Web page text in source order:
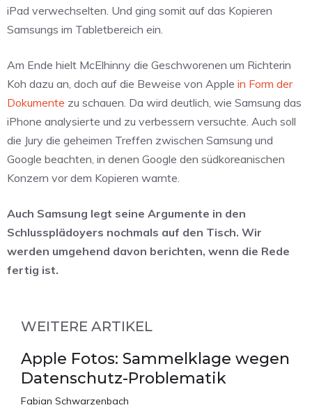
iPad verwechselten. Und ging somit auf das Kopieren
Samsungs im Tabletbereich ein.
Am Ende hielt McElhinny die Geschworenen um Richterin
Koh dazu an, doch auf die Beweise von Apple in Form der
Dokumente zu schauen. Da wird deutlich, wie Samsung das
iPhone analysierte und zu verbessern versuchte. Auch soll
die Jury die geheimen Treffen zwischen Samsung und
Google beachten, in denen Google den südkoreanischen
Konzern vor dem Kopieren warnte.
Auch Samsung legt seine Argumente in den
Schlussplädoyers nochmals auf den Tisch. Wir
werden umgehend davon berichten, wenn die Rede
fertig ist.
WEITERE ARTIKEL
Apple Fotos: Sammelklage wegen
Datenschutz-Problematik
Fabian Schwarzenbach